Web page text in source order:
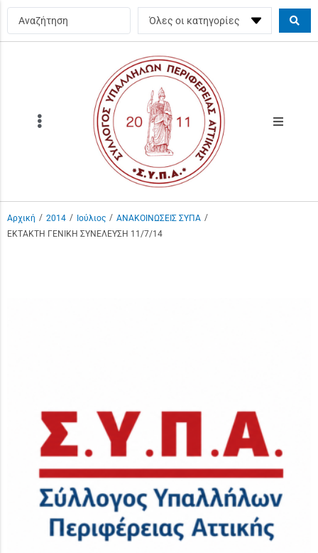
Αρχική / 2014 / Ιούλιος / ΑΝΑΚΟΙΝΩΣΕΙΣ ΣΥΠΑ /
ΕΚΤΑΚΤΗ ΓΕΝΙΚΗ ΣΥΝΕΛΕΥΣΗ 11/7/14